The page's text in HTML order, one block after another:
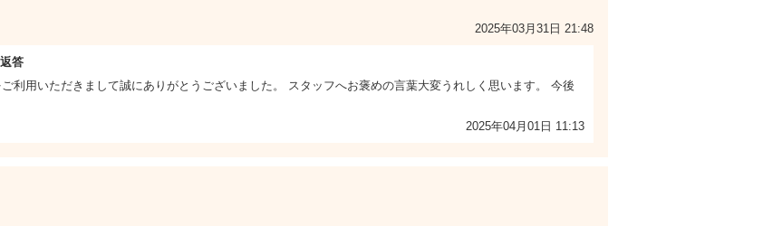
2025年03月31日 21:48
答
利用いただきまして誠にありがとうございました。 スタッフへお褒めの言葉大変うれしく思います。 今後
2025年04月01日 11:13